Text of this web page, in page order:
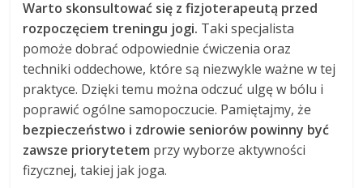
Warto skonsultować się z fizjoterapeutą przed
rozpoczęciem treningu jogi. Taki specjalista
pomoże dobrać odpowiednie ćwiczenia oraz
techniki oddechowe, które są niezwykle ważne w tej
praktyce. Dzięki temu można odczuć ulgę w bólu i
poprawić ogólne samopoczucie. Pamiętajmy, że
bezpieczeństwo i zdrowie seniorów powinny być
zawsze priorytetem przy wyborze aktywności
fizycznej, takiej jak joga.